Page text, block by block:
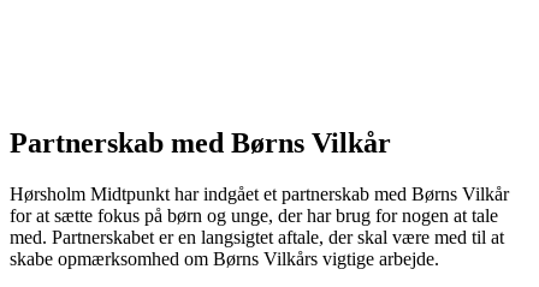
Partnerskab med Børns Vilkår
Hørsholm Midtpunkt har indgået et partnerskab med Børns Vilkår
for at sætte fokus på børn og unge, der har brug for nogen at tale
med. Partnerskabet er en langsigtet aftale, der skal være med til at
skabe opmærksomhed om Børns Vilkårs vigtige arbejde.